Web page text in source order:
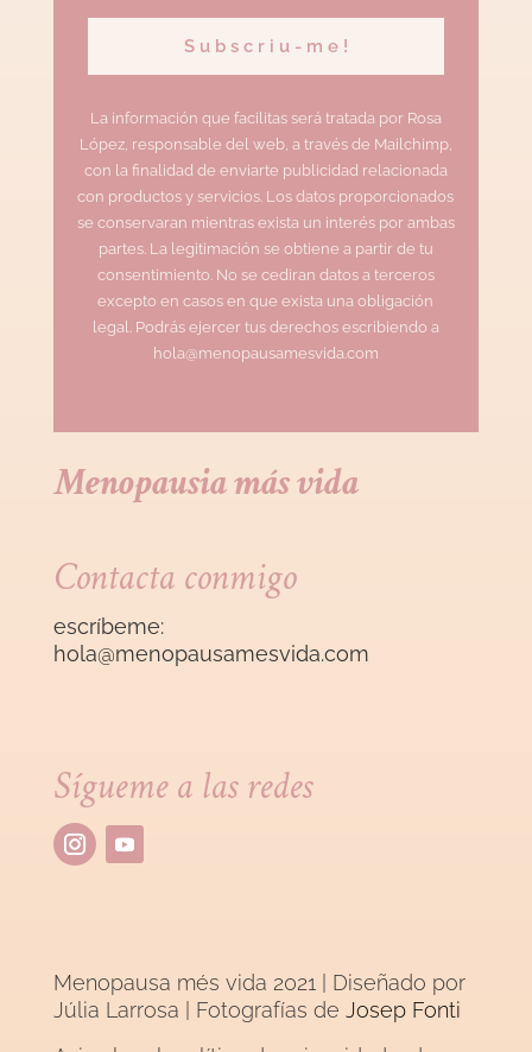
La información que facilitas será tratada por Rosa
López, responsable del web, a través de Mailchimp,
con la finalidad de enviarte publicidad relacionada
con productos y servicios. Los datos proporcionados
se conservaran mientras exista un interés por ambas
partes. La legitimación se obtiene a partir de tu
consentimiento. No se cediran datos a terceros
excepto en casos en que exista una obligación
legal. Podrás ejercer tus derechos escribiendo a
hola@menopausamesvida.com
Menopausia más vida
Contacta conmigo
escríbeme:
hola@menopausamesvida.com
Sígueme a las redes
Menopausa més vida 2021 | Diseñado por
Júlia Larrosa | Fotografías de Josep Fonti